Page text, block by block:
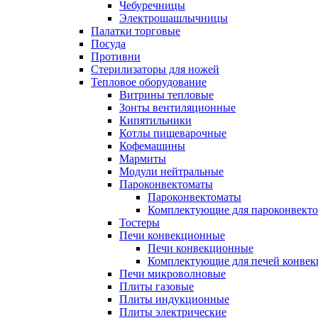
Чебуречницы
Электрошашлычницы
Палатки торговые
Посуда
Противни
Стерилизаторы для ножей
Тепловое оборудование
Витрины тепловые
Зонты вентиляционные
Кипятильники
Котлы пищеварочные
Кофемашины
Мармиты
Модули нейтральные
Пароконвектоматы
Пароконвектоматы
Комплектующие для
Тостеры
Печи конвекционные
Печи конвекционные
Комплектующие для печей
Печи микроволновые
Плиты газовые
Плиты индукционные
Плиты электрические